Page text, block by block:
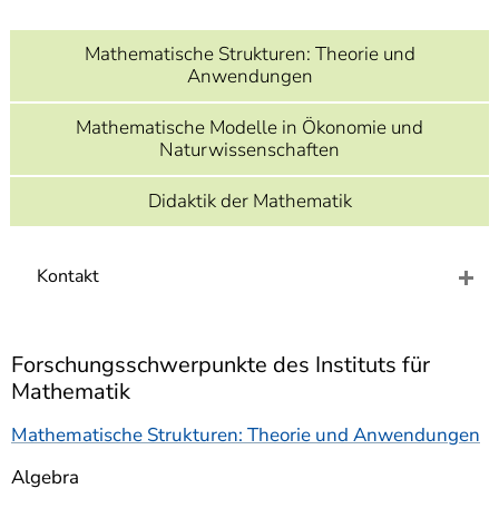
Informationen zur
Barrierefreiheit
Mathematische Strukturen: Theorie und
Anwendungen
Mathematische Modelle in Ökonomie und
Naturwissenschaften
Didaktik der Mathematik
Kontakt
Forschungsschwerpunkte des Instituts für
Mathematik
Mathematische Strukturen: Theorie und Anwendungen
Algebra